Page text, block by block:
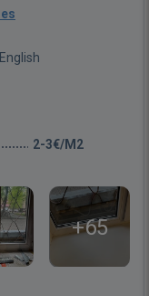
2-3€/M2
+65